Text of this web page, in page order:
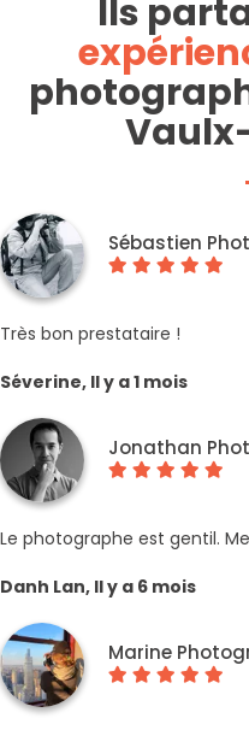
Ils
Sébastien
Très bon prestataire !
Séverine, Il y a 1 mois
Jonathan
Le photographe est gentil.
Danh Lan, Il y a 6 mois
Marine